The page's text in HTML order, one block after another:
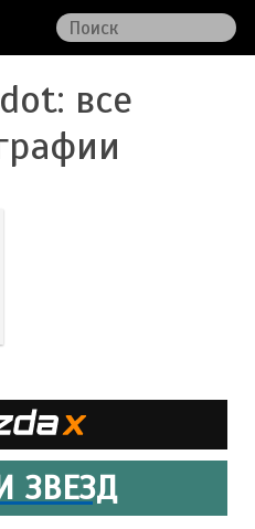
: все
ЗВЕЗД